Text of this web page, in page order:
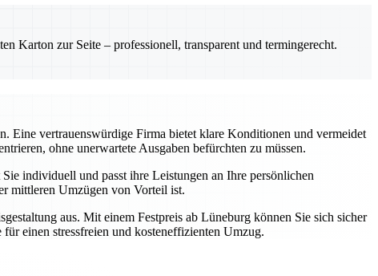
Karton zur Seite – professionell, transparent und termingerecht.
Eine vertrauenswürdige Firma bietet klare Konditionen und vermeidet
ohne unerwartete Ausgaben befürchten zu müssen.
individuell und passt ihre Leistungen an Ihre persönlichen
mittleren Umzügen von Vorteil ist.
aus. Mit einem Festpreis ab Lüneburg können Sie sich sicher
einen stressfreien und kosteneffizienten Umzug.